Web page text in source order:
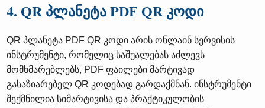
4. QR პლანეტა PDF QR კოდი
QR პლანეტა PDF QR კოდი არის ონლაინ სერვისის
ინსტრუმენტი, რომელიც საშუალებას აძლევს
მომხმარებლებს, PDF ფაილები მარტივად
გასაზიარებელ QR კოდებად გარდაქმნან. ინსტრუმენტი
შექმნილია სიმარტივისა და პრაქტიკულობის